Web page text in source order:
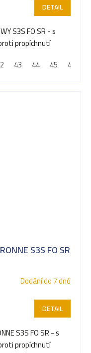
DETAIL
S3S FO SR - s
propíchnutí
43 44 45 46
S3S FO SR
Dodání do 7 dnů
DETAIL
S3S FO SR - s
propíchnutí